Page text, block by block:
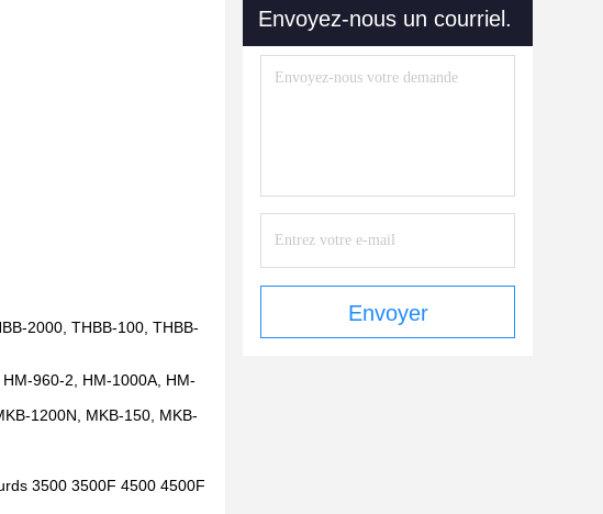
2000, THBB-100, THBB-
960-2, HM-1000A, HM-
1200N, MKB-150, MKB-
3500 3500F 4500 4500F
Envoyez-nous un courriel.
Envoyer